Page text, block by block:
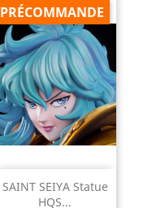
SAINT SEIYA Statue
HQS...
PRÉCOMMANDE